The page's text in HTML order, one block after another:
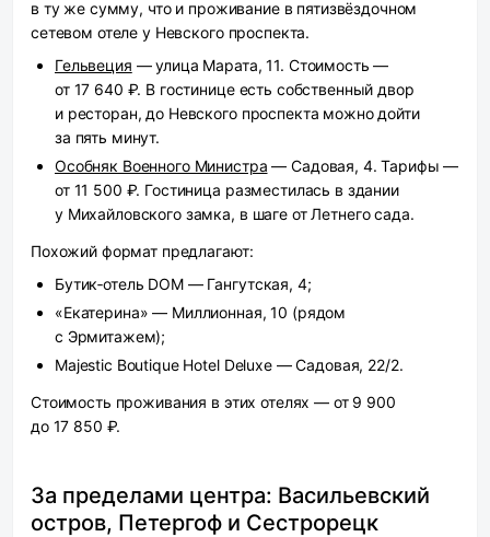
в ту же сумму, что и проживание в пятизвёздочном
сетевом отеле у Невского проспекта.
Гельвеция — улица Марата, 11. Стоимость —
от 17 640 ₽. В гостинице есть собственный двор
и ресторан, до Невского проспекта можно дойти
за пять минут.
Особняк Военного Министра — Садовая, 4. Тарифы —
от 11 500 ₽. Гостиница разместилась в здании
у Михайловского замка, в шаге от Летнего сада.
Похожий формат предлагают:
Бутик‑отель DOM — Гангутская, 4;
«Екатерина» — Миллионная, 10 (рядом
с Эрмитажем);
Majestic Boutique Hotel Deluxe — Садовая, 22/2.
Стоимость проживания в этих отелях — от 9 900
до 17 850 ₽.
За пределами центра: Васильевский
остров, Петергоф и Сестрорецк